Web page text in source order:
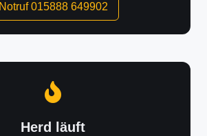
Notruf 015888 649902
Herd läuft